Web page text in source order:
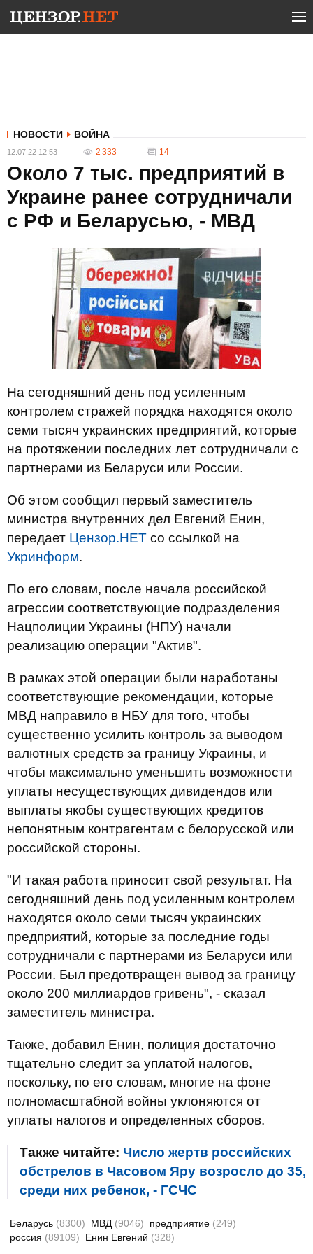
НОВОСТИ ВОЙНА
12.07.22 12:53 2 333 14
Около 7 тыс. предприятий в
Украине ранее сотрудничали
с РФ и Беларусью, - МВД
На сегодняшний день под усиленным
контролем стражей порядка находятся около
семи тысяч украинских предприятий, которые
на протяжении последних лет сотрудничали с
партнерами из Беларуси или России.
Об этом сообщил первый заместитель
министра внутренних дел Евгений Енин,
передает Цензор.НЕТ со ссылкой на
Укринформ.
По его словам, после начала российской
агрессии соответствующие подразделения
Нацполиции Украины (НПУ) начали
реализацию операции "Актив".
В рамках этой операции были наработаны
соответствующие рекомендации, которые
МВД направило в НБУ для того, чтобы
существенно усилить контроль за выводом
валютных средств за границу Украины, и
чтобы максимально уменьшить возможности
уплаты несуществующих дивидендов или
выплаты якобы существующих кредитов
непонятным контрагентам с белорусской или
российской стороны.
"И такая работа приносит свой результат. На
сегодняшний день под усиленным контролем
находятся около семи тысяч украинских
предприятий, которые за последние годы
сотрудничали с партнерами из Беларуси или
России. Был предотвращен вывод за границу
около 200 миллиардов гривень", - сказал
заместитель министра.
Также, добавил Енин, полиция достаточно
тщательно следит за уплатой налогов,
поскольку, по его словам, многие на фоне
полномасштабной войны уклоняются от
уплаты налогов и определенных сборов.
Также читайте: Число жертв российских
обстрелов в Часовом Яру возросло до 35,
среди них ребенок, - ГСЧС
Беларусь (8300) МВД (9046) предприятие (249)
россия (89109) Енин Евгений (328)